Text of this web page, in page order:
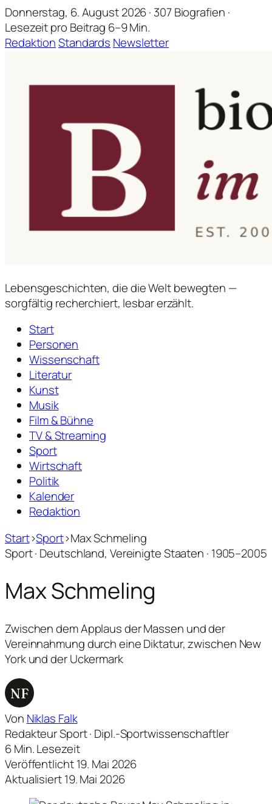
Donnerstag, 6. August 2026 · 307 Biografien ·
Lesezeit pro Beitrag 6–9 Min.
RedaktionStandards Newsletter
Lebensgeschichten, die die Welt bewegten —
sorgfältig recherchiert, lesbar erzählt.
Start
Personen
Wissenschaft
Literatur
Kunst
Musik
Film & Bühne
TV & Streaming
Sport
Wirtschaft
Politik
Kalender
Redaktion
Start›Sport›Max Schmeling
Sport · Deutschland, Vereinigte Staaten · 1905–2005
Max Schmeling
Zwischen dem Applaus der Massen und der
Vereinnahmung durch eine Diktatur, zwischen New
York und der Uckermark
NF
Von Niklas Falk
Redakteur Sport · Dipl.-Sportwissenschaftler
6 Min. Lesezeit
Veröffentlicht 19. Mai 2026
Aktualisiert 19. Mai 2026